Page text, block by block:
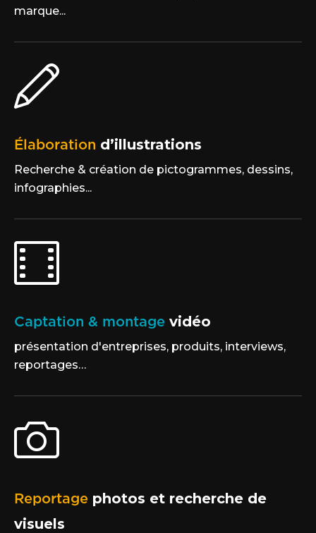
marque...
Élaboration d’illustrations
Recherche & création de pictogrammes, dessins,
infographies...
Captation & montage vidéo
présentation d'entreprises, produits, interviews,
reportages…
Reportage photos et recherche de
visuels